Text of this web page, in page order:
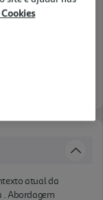
atual da
. Abordagem